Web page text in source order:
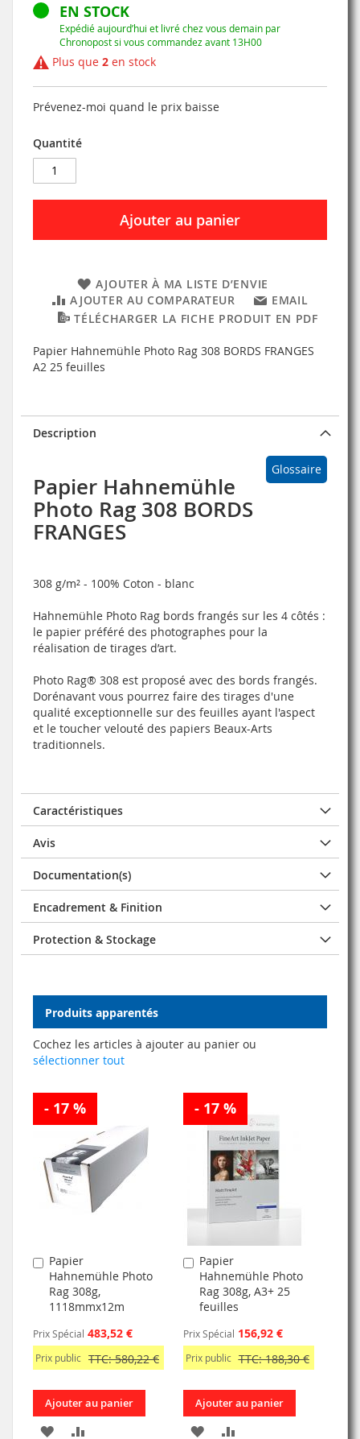
EN STOCK
Expédié aujourd’hui et livré chez vous demain par
Chronopost si vous commandez avant 13H00
Plus que 2 en stock
Prévenez-moi quand le prix baisse
Quantité
Ajouter au panier
AJOUTER À MA LISTE D’ENVIE
AJOUTER AU COMPARATEUR
EMAIL
TÉLÉCHARGER LA FICHE PRODUIT EN PDF
Papier Hahnemühle Photo Rag 308 BORDS FRANGES
A2 25 feuilles
Description
Glossaire
Papier Hahnemühle
Photo Rag 308 BORDS
FRANGES
308 g/m² - 100% Coton - blanc
Hahnemühle Photo Rag bords frangés sur les 4 côtés :
le papier préféré des photographes pour la
réalisation de tirages d’art.
Photo Rag® 308 est proposé avec des bords frangés.
Dorénavant vous pourrez faire des tirages d'une
qualité exceptionnelle sur des feuilles ayant l'aspect
et le toucher velouté des papiers Beaux-Arts
traditionnels.
Caractéristiques
Avis
Documentation(s)
Encadrement & Finition
Protection & Stockage
Produits apparentés
Cochez les articles à ajouter au panier ou
sélectionner tout
- 17 %
Papier
Hahnemühle Photo
Rag 308g,
1118mmx12m
Prix Spécial 483,52 €
Prix public TTC: 580,22 €
Ajouter
au
panier
Ajouter au panier
AJOUTER
- 17 %
Papier
Hahnemühle Photo
Rag 308g, A3+ 25
feuilles
Prix Spécial 156,92 €
Prix public TTC: 188,30 €
Ajouter
au
panier
Ajouter au panier
AJOUTER